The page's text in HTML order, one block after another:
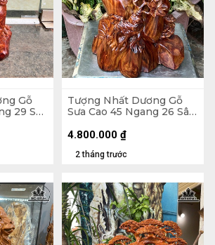
Gỗ
29 Sâu
Tượng Nhất Dương Gỗ
Sưa Cao 45 Ngang 26 Sâu
2 tháng trước
4.800.000 ₫